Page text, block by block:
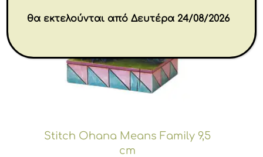
Stitch Ohana Means Family 9,5
cm
θα εκτελούνται από Δευτέρα 24/08/2026